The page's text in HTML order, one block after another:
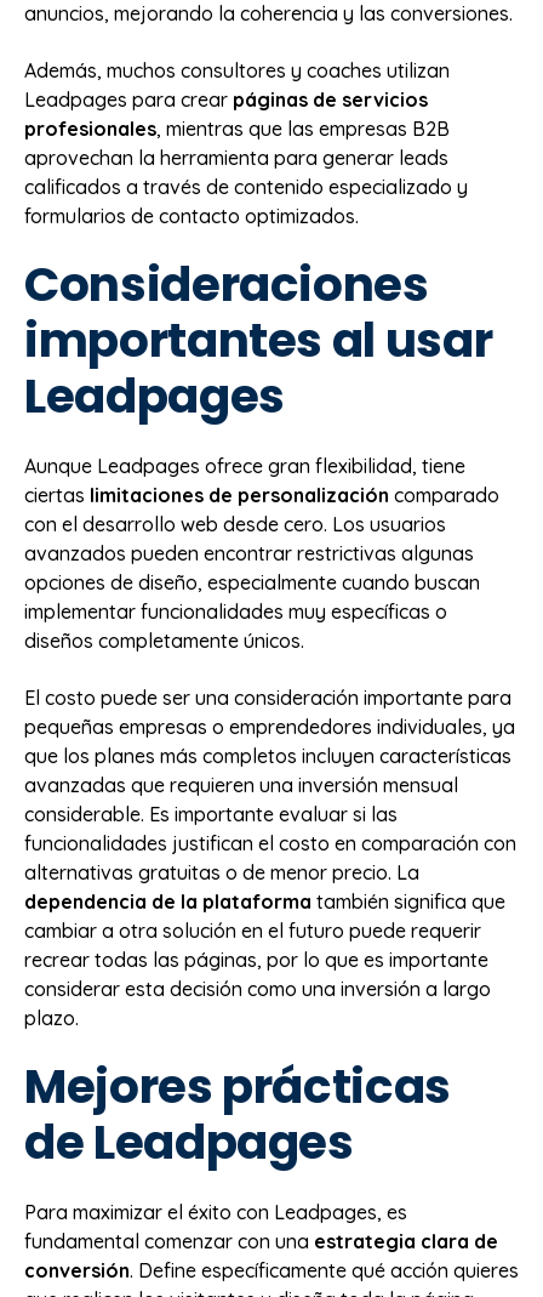
anuncios, mejorando la coherencia y las conversiones.
Además, muchos consultores y coaches utilizan
Leadpages para crear páginas de servicios
profesionales, mientras que las empresas B2B
aprovechan la herramienta para generar leads
calificados a través de contenido especializado y
formularios de contacto optimizados.
Consideraciones
importantes al usar
Leadpages
Aunque Leadpages ofrece gran flexibilidad, tiene
ciertas limitaciones de personalización comparado
con el desarrollo web desde cero. Los usuarios
avanzados pueden encontrar restrictivas algunas
opciones de diseño, especialmente cuando buscan
implementar funcionalidades muy específicas o
diseños completamente únicos.
El costo puede ser una consideración importante para
pequeñas empresas o emprendedores individuales, ya
que los planes más completos incluyen características
avanzadas que requieren una inversión mensual
considerable. Es importante evaluar si las
funcionalidades justifican el costo en comparación con
alternativas gratuitas o de menor precio. La
dependencia de la plataforma también significa que
cambiar a otra solución en el futuro puede requerir
recrear todas las páginas, por lo que es importante
considerar esta decisión como una inversión a largo
plazo.
Mejores prácticas
de Leadpages
Para maximizar el éxito con Leadpages, es
fundamental comenzar con una estrategia clara de
conversión. Define específicamente qué acción quieres